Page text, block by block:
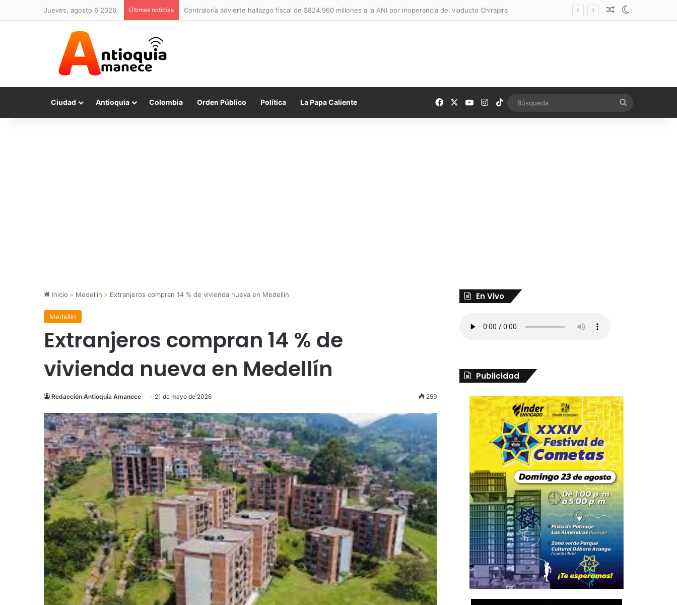
jueves, agosto 6 2026 Últimas noticias Contraloría advierte hallazgo fiscal de $824.960 millones a la ANI por inoperancia del viaducto Chirajara Noticia aleatoria
Ciudad Antioquia Colombia Orden Público Política La Papa Caliente FacebookYouTubeInstagram
TikTok
Inicio > Medellín > Extranjeros compran 14 % de vivienda nueva en Medellín
Medellín
Extranjeros compran 14 % de
vivienda nueva en Medellín
Redacción Antioquia Amanece 21 de mayo de 2026 259
En Vivo
Publicidad